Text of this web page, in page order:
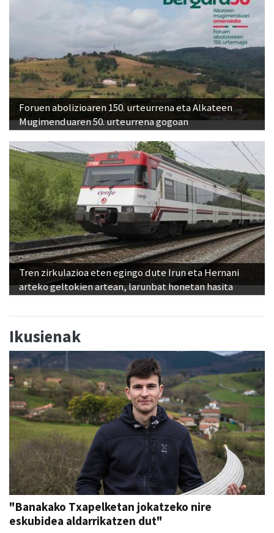
Foruen abolizioaren 150. urteurrena eta Alkateen
Mugimenduaren 50. urteurrena gogoan
Tren zirkulazioa eten egingo dute Irun eta Hernani
arteko geltokien artean, larunbat honetan hasita
Ikusienak
"Banakako Txapelketan jokatzeko nire
eskubidea aldarrikatzen dut"